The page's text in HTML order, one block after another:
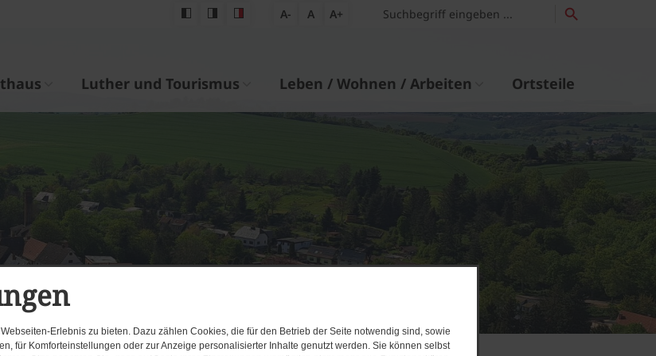
Erlebnis zu bieten. Dazu zählen Cookies, die für den Betrieb der Seite notwendig sind, sowie
für Komforteinstellungen oder zur Anzeige personalisierter Inhalte genutzt werden. Sie können selbst
A- A A+
Luther und Tourismus Leben / Wohnen / Arbeiten Ortsteile